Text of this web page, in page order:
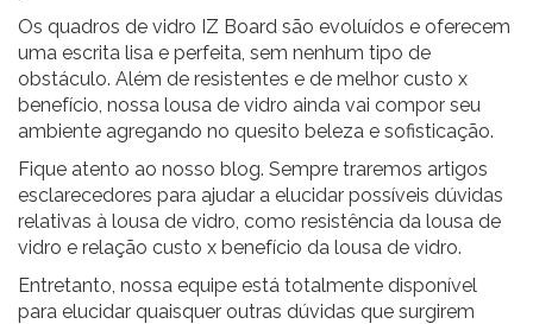
Os quadros de vidro IZ Board são evoluídos e oferecem
uma escrita lisa e perfeita, sem nenhum tipo de
obstáculo. Além de resistentes e de melhor custo x
benefício, nossa lousa de vidro ainda vai compor seu
ambiente agregando no quesito beleza e sofisticação.
Fique atento ao nosso blog. Sempre traremos artigos
esclarecedores para ajudar a elucidar possíveis dúvidas
relativas à lousa de vidro, como resistência da lousa de
vidro e relação custo x benefício da lousa de vidro.
Entretanto, nossa equipe está totalmente disponível
para elucidar quaisquer outras dúvidas que surgirem